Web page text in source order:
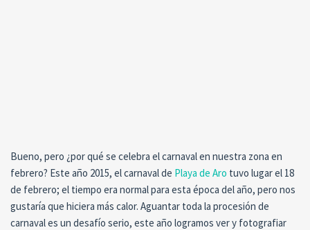
Bueno, pero ¿por qué se celebra el carnaval en nuestra zona en
febrero? Este año 2015, el carnaval de Playa de Aro tuvo lugar el 18
de febrero; el tiempo era normal para esta época del año, pero nos
gustaría que hiciera más calor. Aguantar toda la procesión de
carnaval es un desafío serio, este año logramos ver y fotografiar